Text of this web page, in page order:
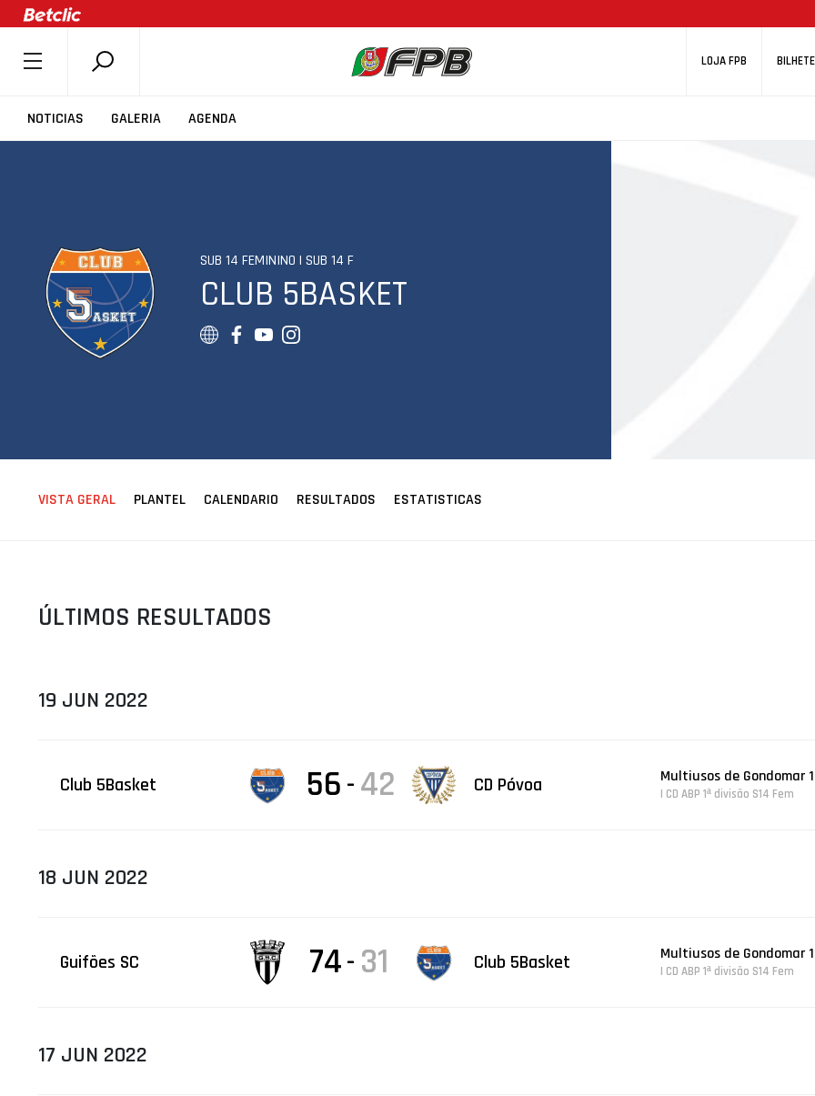
LOJA FPB
NOTICIAS GALERIA AGENDA
SOBRE A FPB
DOCUMENTOS
CLUBES
AGENTES
AGENDA
SELEÇÕES
PROJETOS
SUB 14 FEMININO | SUB 14 F
CLUB 5BASKET
VISTA GERAL PLANTEL CALENDARIO RESULTADOS ESTATISTICAS
ÚLTIMOS RESULTADOS
19 JUN 2022
Club 5Basket 56 - 42 CD Póvoa Multiusos de Gondomar
| CD ABP 1ª divisão S14 Fem
18 JUN 2022
Guifões SC 74- 31 Club 5Basket Multiusos de Gondomar
| CD ABP 1ª divisão S14 Fem
17 JUN 2022